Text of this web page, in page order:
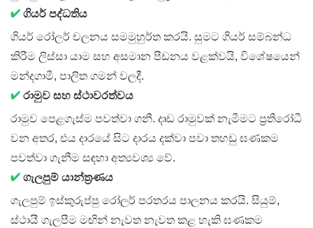
✔ ගියර් පද්ධතිය
ගියර් රෝලර් චලනය සමමුහුර්ත කරයි. සුමට ගියර් සම්බන්ධ
කිරීම ලිස්සා යාම සහ අසමාන පීඩනය වළක්වයි, විශේෂයෙන්
මන්දගාමී, පාලිත ගමන් වලදී.
✔ රාමුව සහ ස්ථාවරත්වය
රාමුව පෙළගැස්ම පවත්වා ගනී. දෘඩ රාමුවක් නැමීමට ප්‍රතිරෝධී
වන අතර, එය දාරයේ සිට දාරය දක්වා පවා තහඩු ඝණකම
පවත්වා ගැනීම සඳහා අත්‍යවශ්‍ය වේ.
✔ ගැලපුම් යාන්ත්‍රණය
ගැලපුම් ඉස්කුරුප්පු රෝලර් පරතරය පාලනය කරයි. සියුම්,
ස්ථායී ගැලපීම මඟින් නැවත නැවත කළ හැකි ඝණකම